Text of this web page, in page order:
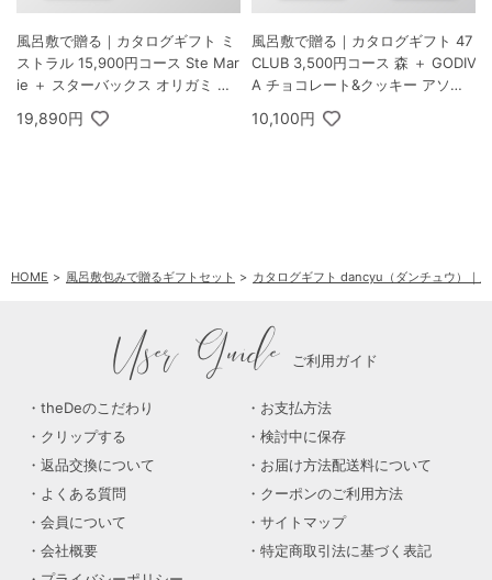
風呂敷で贈る｜カタログギフト ミ
ストラル 15,900円コース Ste Mar
ie ＋ スターバックス オリガミ パ
B
19,890円
風呂敷で贈る｜カタログギフト 47
CLUB 3,500円コース 森 ＋ GODIV
A チョコレート&クッキー アソー
ッキー8枚入）
10,100円
HOME 風呂敷包みで贈るギフトセット カタログギフト dancyu（ダンチュウ）｜
User Guide ご利用ガイド
theDeのこだわり
お支払方法
クリップする
検討中に保存
返品交換について
お届け方法配送料について
よくある質問
クーポンのご利用方法
会員について
サイトマップ
会社概要
特定商取引法に基づく表記